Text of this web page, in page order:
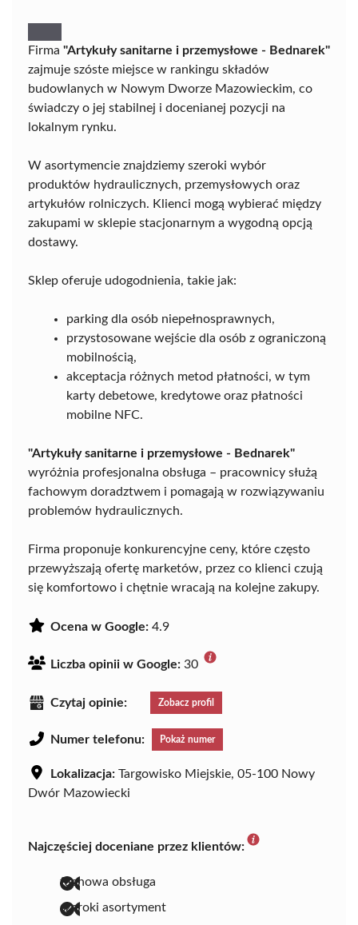
Firma "Artykuły sanitarne i przemysłowe - Bednarek"
zajmuje szóste miejsce w rankingu składów
budowlanych w Nowym Dworze Mazowieckim, co
świadczy o jej stabilnej i docenianej pozycji na
lokalnym rynku.
W asortymencie znajdziemy szeroki wybór
produktów hydraulicznych, przemysłowych oraz
artykułów rolniczych. Klienci mogą wybierać między
zakupami w sklepie stacjonarnym a wygodną opcją
dostawy.
Sklep oferuje udogodnienia, takie jak:
parking dla osób niepełnosprawnych,
przystosowane wejście dla osób z ograniczoną
mobilnością,
akceptacja różnych metod płatności, w tym
karty debetowe, kredytowe oraz płatności
mobilne NFC.
"Artykuły sanitarne i przemysłowe - Bednarek"
wyróżnia profesjonalna obsługa – pracownicy służą
fachowym doradztwem i pomagają w rozwiązywaniu
problemów hydraulicznych.
Firma proponuje konkurencyjne ceny, które często
przewyższają ofertę marketów, przez co klienci czują
się komfortowo i chętnie wracają na kolejne zakupy.
Ocena w Google: 4.9
Liczba opinii w Google: 30
Czytaj opinie: Zobacz profil
Numer telefonu: Pokaż numer
Lokalizacja: Targowisko Miejskie, 05-100 Nowy
Dwór Mazowiecki
Najczęściej doceniane przez klientów:
fachowa obsługa
szeroki asortyment